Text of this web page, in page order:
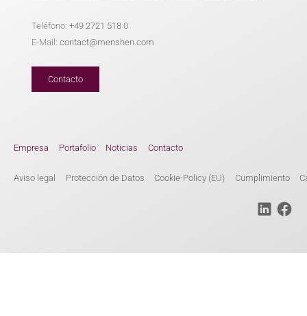
Teléfono:+49 2721 518 0
E-Mail:contact@menshen.com
Contacto
Empresa Portafolio Noticias Contacto
Aviso legal Protección de Datos Cookie-Policy (EU) Cumplimiento